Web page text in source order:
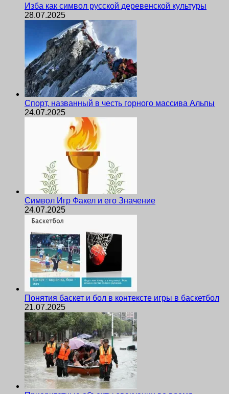
Изба как символ русской деревенской культуры
28.07.2025
Спорт, названный в честь горного массива Альпы
24.07.2025
Символ Игр Факел и его Значение
24.07.2025
Понятия баскет и бол в контексте игры в баскетбол
21.07.2025